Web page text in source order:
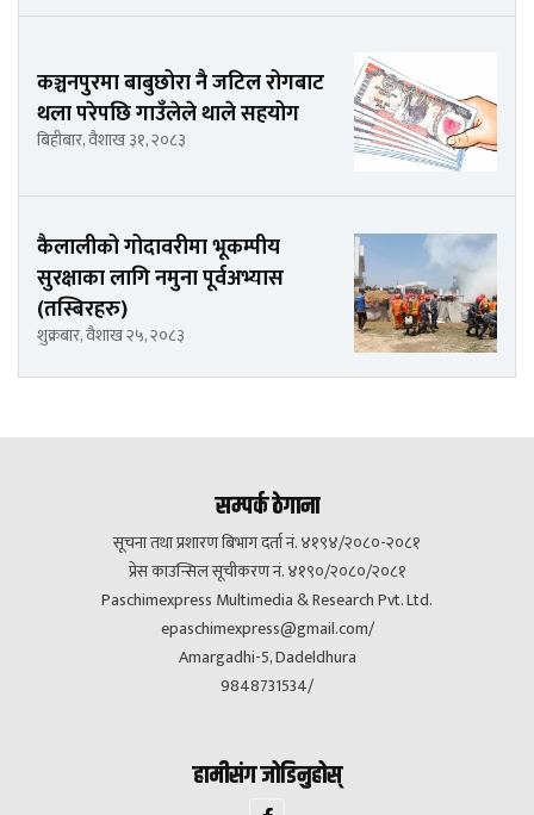
कञ्चनपुरमा बाबुछोरा नै जटिल रोगबाट
थला परेपछि गाउँलेले थाले सहयोग
बिहीबार, वैशाख ३१, २०८३
कैलालीको गोदावरीमा भूकम्पीय
सुरक्षाका लागि नमुना पूर्वअभ्यास
(तस्बिरहरु)
शुक्रबार, वैशाख २५, २०८३
सम्पर्क ठेगाना
सूचना तथा प्रशारण बिभाग दर्ता नं. ४१९४/२०८०-२०८१
प्रेस काउन्सिल सूचीकरण नं. ४१९०/२०८०/२०८१
Paschimexpress Multimedia & Research Pvt. Ltd.
epaschimexpress@gmail.com/
Amargadhi-5, Dadeldhura
9848731534/
हामीसंग जोडिनुहोस्